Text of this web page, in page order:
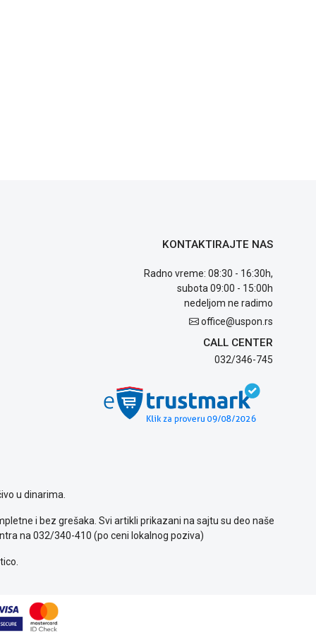
KONTAKTIRAJTE NAS
Radno vreme: 08:30 - 16:30h,
subota 09:00 - 15:00h
nedeljom ne radimo
office@uspon.rs
CALL CENTER
032/346-745
u dinarima.
i bez grešaka. Svi artikli prikazani na sajtu su deo naše
na 032/340-410 (po ceni lokalnog poziva)